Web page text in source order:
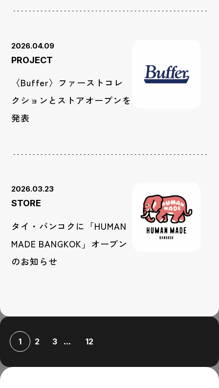
2026.04.09
PROJECT
〈Buffer〉ファーストコレ
クションとストアオープンを
発表
2026.03.23
STORE
タイ・バンコクに「HUMAN
MADE BANGKOK」オープン
のお知らせ
1 2 3 ... 12